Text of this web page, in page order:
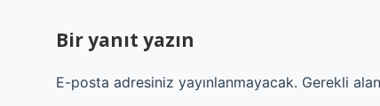
Bir yanıt yazın
E-posta adresiniz yayınlanmayacak. Gerekli